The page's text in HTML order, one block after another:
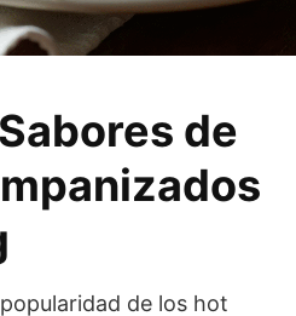
de
de los hot